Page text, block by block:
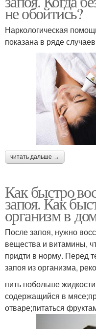
не обойтись?
Наркологическая
показана в ряде
читать дальше →
Как быстро
запоя. Как
организм в
После запоя, нужно
вещества и витамины,
придти в норму. Перед
запоя из организма,
пить побольше
содержащийся в
отваре;питаться